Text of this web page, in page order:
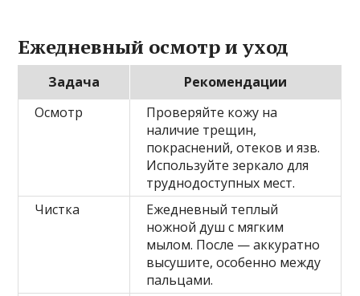
Ежедневный осмотр и уход
Задача
Рекомендации
Осмотр
Проверяйте кожу на
наличие трещин,
покраснений, отеков и язв.
Используйте зеркало для
труднодоступных мест.
Чистка
Ежедневный теплый
ножной душ с мягким
мылом. После — аккуратно
высушите, особенно между
пальцами.